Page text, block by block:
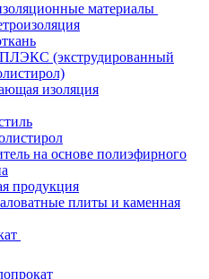
материалы
(экструдированный
изоляция
на основе полиэфирного
продукция
плиты и каменная